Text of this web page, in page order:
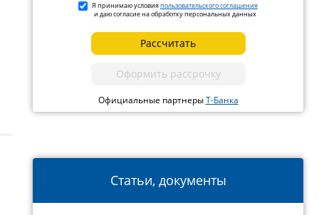
Я принимаю условияпользовательского соглашения
и даю согласие на обработку персональных данных
Рассчитать
Оформить рассрочку
Официальные партнерыТ-Банка
Статьи, документы